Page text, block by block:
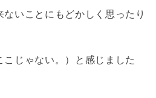
いことにもどかしく思ったり
こじゃない。）と感じました